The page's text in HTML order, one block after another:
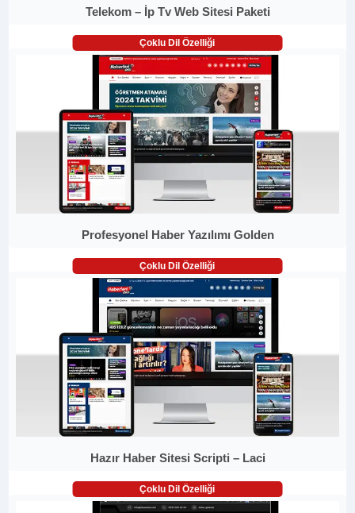
Telekom – İp Tv Web Sitesi Paketi
Çoklu Dil Özelliği
Profesyonel Haber Yazılımı Golden
Çoklu Dil Özelliği
Hazır Haber Sitesi Scripti – Laci
Çoklu Dil Özelliği